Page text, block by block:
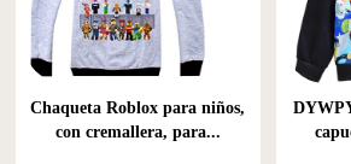
Chaqueta Roblox para niños,
con cremallera, para...